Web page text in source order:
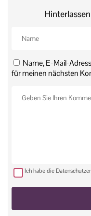
Name, E-Mail-
für meinen nächsten
Ich habe die